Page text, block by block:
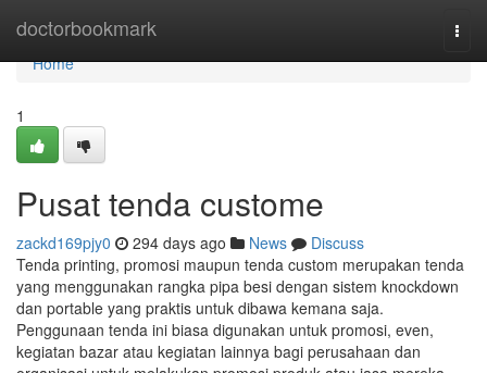
doctorbookmark
Home
Home
1
Pusat tenda custome
zackd169pjy0 294 days ago News
Discuss
Tenda printing, promosi maupun tenda custom merupakan tenda
yang menggunakan rangka pipa besi dengan sistem knockdown
dan portable yang praktis untuk dibawa kemana saja.
Penggunaan tenda ini biasa digunakan untuk promosi, even,
kegiatan bazar atau kegiatan lainnya bagi perusahaan dan